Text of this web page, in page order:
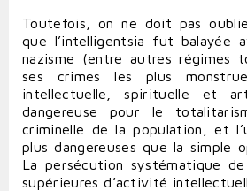
Toutefois, on ne doit pas
que l’intelligentsia fut balayée
nazisme (entre autres régimes
ses crimes les plus
intellectuelle, spirituelle et
dangereuse pour le
criminelle de la population, et
plus dangereuses que la simple
La persécution systématique
supérieures d’activité